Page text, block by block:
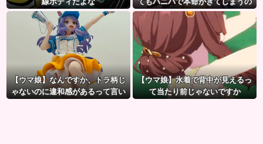
だ。
【ウマ娘】なんですか、トラ柄じ
ゃないのに違和感があるって言い
【ウマ娘】水着で背中が見えるっ
て当たり前じゃないですか